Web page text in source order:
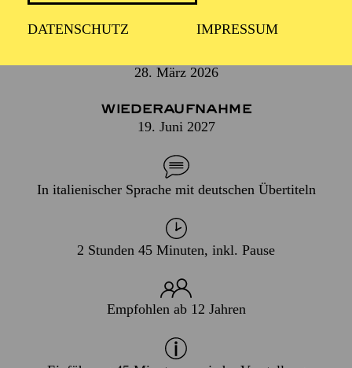
DATENSCHUTZ IMPRESSUM
28. März 2026
WIEDERAUFNAHME
19. Juni 2027
In italienischer Sprache mit deutschen Übertiteln
2 Stunden 45 Minuten, inkl. Pause
Empfohlen ab 12 Jahren